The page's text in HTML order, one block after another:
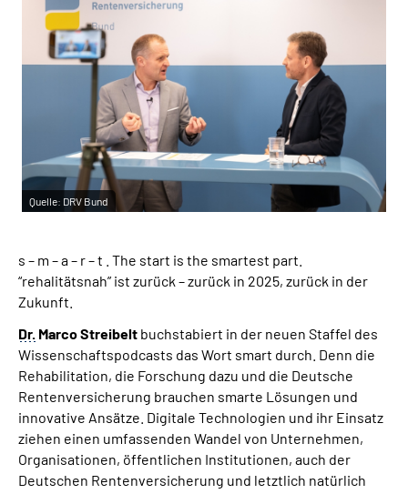
Online-Services
Suche
Language
Inhalte in Gebärdensprache (DGS)
Leichte Sprache
Mein Kundenportal
Quelle: DRV Bund
s – m – a – r – t . The start is the smartest part.
“rehalitätsnah” ist zurück – zurück in 2025, zurück in der
Zukunft.
Dr. Marco Streibelt buchstabiert in der neuen Staffel des
Wissenschaftspodcasts das Wort smart durch. Denn die
Rehabilitation, die Forschung dazu und die Deutsche
Rentenversicherung brauchen smarte Lösungen und
innovative Ansätze. Digitale Technologien und ihr Einsatz
ziehen einen umfassenden Wandel von Unternehmen,
Organisationen, öffentlichen Institutionen, auch der
Deutschen Rentenversicherung und letztlich natürlich